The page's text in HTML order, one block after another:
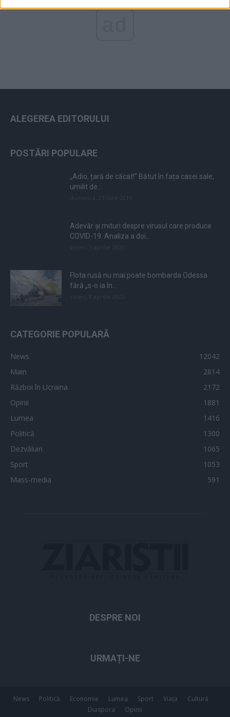
ALEGEREA EDITORULUI
POSTĂRI POPULARE
„Adio, țară de căcat!” Bătut în fața casei sale,
umilit de...
Adevăr și mituri despre virusul care produce
COVID-19. Analiza a doi...
Flota rusă nu mai poate bombarda Odessa
fără „s-o ia în...
CATEGORIE POPULARĂ
News
12042
Main
2814
Război în Ucraina
2172
Opinii
1881
Lumea
1416
Politică
1300
Dezvăluiri
1065
Sport
1053
Mass-media
591
DESPRE NOI
URMAȚI-NE
News Politică Economie Lumea Sport Viața
Cultură
Diaspora
Opinii